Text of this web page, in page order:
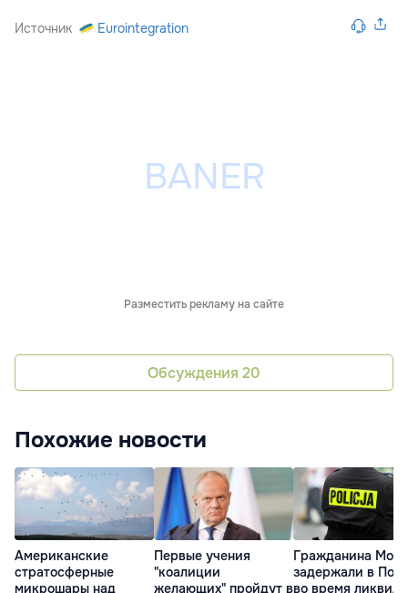
Источник Eurointegration
Разместить рекламу на сайте
Обсуждения 20
Похожие новости
Американские
стратосферные
микрошары над
Первые учения
"коалиции
желающих" пройдут в
Гражданина
задержали в
во время